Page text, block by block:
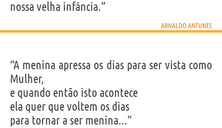
nossa velha infância.”
ARNALDO ANTUNES
“A menina apressa os dias para ser vista como
Mulher,
e quando então isto acontece
ela quer que voltem os dias
para tornar a ser menina...”